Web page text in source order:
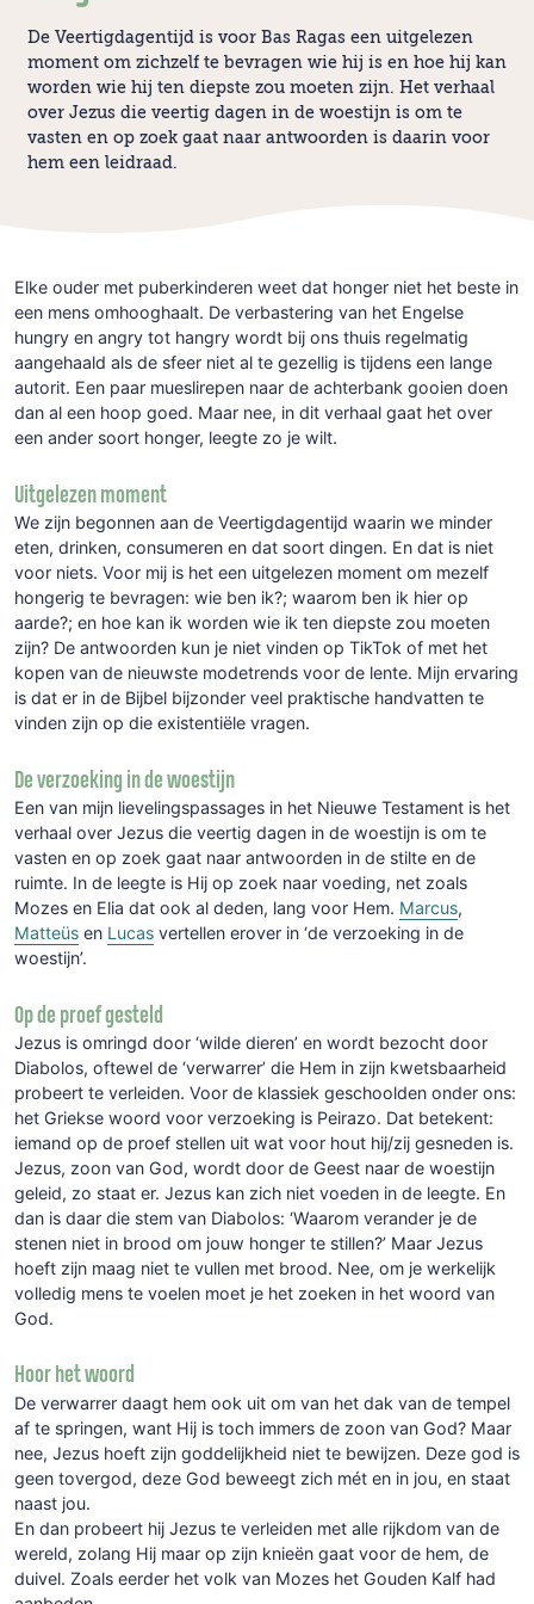
De Veertigdagentijd is voor Bas Ragas een uitgelezen
moment om zichzelf te bevragen wie hij is en hoe hij kan
worden wie hij ten diepste zou moeten zijn. Het verhaal
over Jezus die veertig dagen in de woestijn is om te
vasten en op zoek gaat naar antwoorden is daarin voor
hem een leidraad.
Elke ouder met puberkinderen weet dat honger niet het beste in
een mens omhooghaalt. De verbastering van het Engelse
hungry en angry tot hangry wordt bij ons thuis regelmatig
aangehaald als de sfeer niet al te gezellig is tijdens een lange
autorit. Een paar mueslirepen naar de achterbank gooien doen
dan al een hoop goed. Maar nee, in dit verhaal gaat het over
een ander soort honger, leegte zo je wilt.
Uitgelezen moment
We zijn begonnen aan de Veertigdagentijd waarin we minder
eten, drinken, consumeren en dat soort dingen. En dat is niet
voor niets. Voor mij is het een uitgelezen moment om mezelf
hongerig te bevragen: wie ben ik?; waarom ben ik hier op
aarde?; en hoe kan ik worden wie ik ten diepste zou moeten
zijn? De antwoorden kun je niet vinden op TikTok of met het
kopen van de nieuwste modetrends voor de lente. Mijn ervaring
is dat er in de Bijbel bijzonder veel praktische handvatten te
vinden zijn op die existentiële vragen.
De verzoeking in de woestijn
Een van mijn lievelingspassages in het Nieuwe Testament is het
verhaal over Jezus die veertig dagen in de woestijn is om te
vasten en op zoek gaat naar antwoorden in de stilte en de
ruimte. In de leegte is Hij op zoek naar voeding, net zoals
Mozes en Elia dat ook al deden, lang voor Hem. Marcus,
Matteüs en Lucas vertellen erover in ‘de verzoeking in de
woestijn’.
Op de proef gesteld
Jezus is omringd door ‘wilde dieren’ en wordt bezocht door
Diabolos, oftewel de ‘verwarrer’ die Hem in zijn kwetsbaarheid
probeert te verleiden. Voor de klassiek geschoolden onder ons:
het Griekse woord voor verzoeking is Peirazo. Dat betekent:
iemand op de proef stellen uit wat voor hout hij/zij gesneden is.
Jezus, zoon van God, wordt door de Geest naar de woestijn
geleid, zo staat er. Jezus kan zich niet voeden in de leegte. En
dan is daar die stem van Diabolos: ‘Waarom verander je de
stenen niet in brood om jouw honger te stillen?’ Maar Jezus
hoeft zijn maag niet te vullen met brood. Nee, om je werkelijk
volledig mens te voelen moet je het zoeken in het woord van
God.
Hoor het woord
De verwarrer daagt hem ook uit om van het dak van de tempel
af te springen, want Hij is toch immers de zoon van God? Maar
nee, Jezus hoeft zijn goddelijkheid niet te bewijzen. Deze god is
geen tovergod, deze God beweegt zich mét en in jou, en staat
naast jou.
En dan probeert hij Jezus te verleiden met alle rijkdom van de
wereld, zolang Hij maar op zijn knieën gaat voor de hem, de
duivel. Zoals eerder het volk van Mozes het Gouden Kalf had